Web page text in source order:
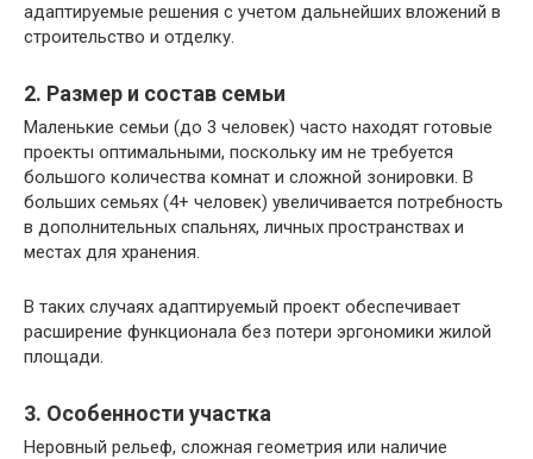
адаптируемые решения с учетом дальнейших вложений в
строительство и отделку.
2. Размер и состав семьи
Маленькие семьи (до 3 человек) часто находят готовые
проекты оптимальными, поскольку им не требуется
большого количества комнат и сложной зонировки. В
больших семьях (4+ человек) увеличивается потребность
в дополнительных спальнях, личных пространствах и
местах для хранения.
В таких случаях адаптируемый проект обеспечивает
расширение функционала без потери эргономики жилой
площади.
3. Особенности участка
Неровный рельеф, сложная геометрия или наличие